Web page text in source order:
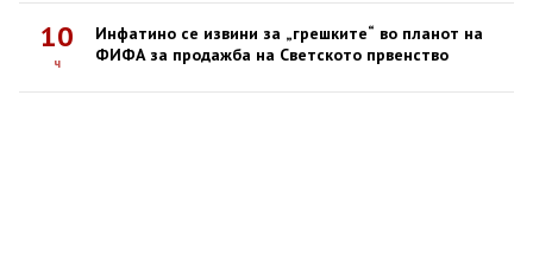
10
ч
Инфатино се извини за „грешките“ во планот на
ФИФА за продажба на Светското првенство